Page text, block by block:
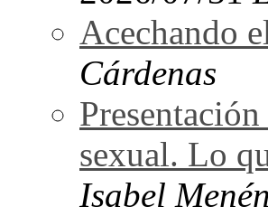
Acechando
Cárdenas
sexual. Lo
Isabel